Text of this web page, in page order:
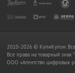
2010-2026 © КупиКупон.
Все права на товарный
OOO «Агентство